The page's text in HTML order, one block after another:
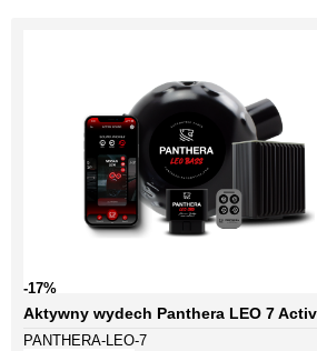
-17%
Aktywny wydech Panthera LEO 7
PANTHERA-LEO-7